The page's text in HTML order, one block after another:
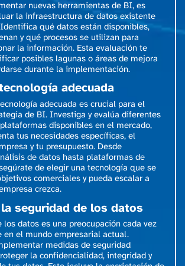
nuevas herramientas de BI, es
la infraestructura de datos existente
qué datos están disponibles,
y qué procesos se utilizan para
la información. Esta evaluación te
posibles lagunas o áreas de mejora
durante la implementación.
adecuada
adecuada es crucial para el
de BI. Investiga y evalúa diferentes
disponibles en el mercado,
tus necesidades específicas, el
y tu presupuesto. Desde
de datos hasta plataformas de
de elegir una tecnología que se
comerciales y pueda escalar a
crezca.
seguridad de los datos
los datos es una preocupación cada vez
en el mundo empresarial actual.
medidas de seguridad
la confidencialidad, integridad y